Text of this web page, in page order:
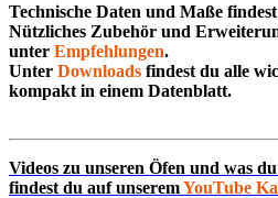
Technische Daten und Maße
Nützliches Zubehör und
unter Empfehlungen.
Unter Downloads findest du alle
kompakt in einem Datenblatt.
Videos zu unseren Öfen und was
findest du auf unseremYouTube